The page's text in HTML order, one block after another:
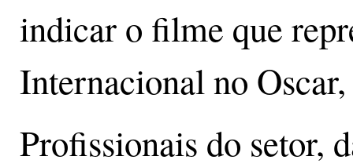
indicar o filme que
Internacional no
Profissionais do setor,